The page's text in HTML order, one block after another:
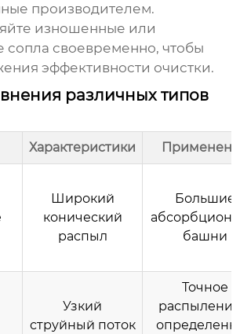
производителем.
изношенные или
своевременно, чтобы
эффективности очистки.
различных типов
Характеристики
Широкий
конический
распыл
Большие
башни
Узкий
струйный поток
Точное